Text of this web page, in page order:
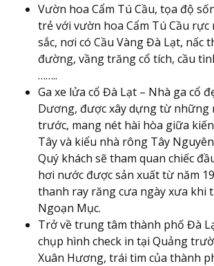
Vườn hoa Cẩm Tú Cầu, tọa độ
trẻ với vườn hoa Cẩm Tú Cầu rực
sắc, nơi có Cầu Vàng Đà Lạt, nấc
đường, vầng trăng cổ tích, cầu
……..
Ga xe lửa cổ Đà Lạt – Nhà ga cổ
Dương, được xây dựng từ những
trước, mang nét hài hòa giữa
Tây và kiểu nhà rông Tây
Quý khách sẽ tham quan chiếc
hơi nước được sản xuất từ năm
thanh ray răng cưa ngày xưa khi
Ngoạn Mục.
Trở về trung tâm thành phố Đà
chụp hình check in tại Quảng
Xuân Hương, trái tim của thành